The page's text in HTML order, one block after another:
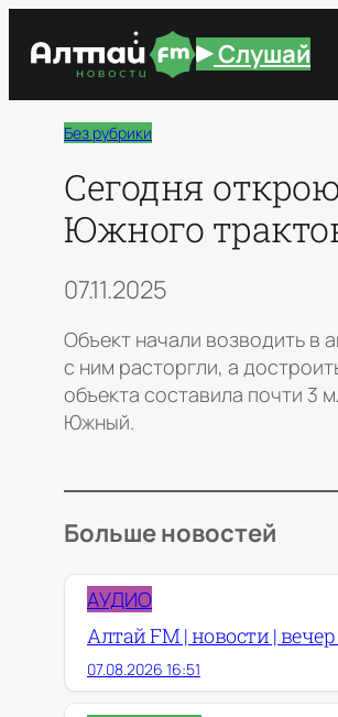
Слушай
Без рубрики
Сегодня
Южного
07.11.2025
Объект начали возводить в
с ним расторгли, а
объекта составила почти 3
Южный.
Больше новостей
АУДИО
Алтай FM | новости | вечер
07.08.2026 16:51